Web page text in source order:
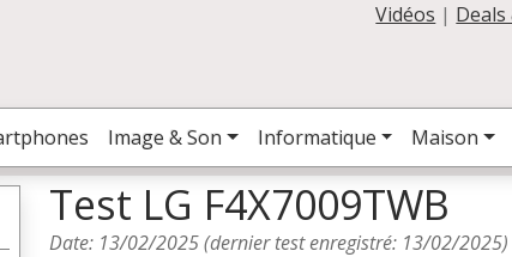
Vidéos | Deals
Image & Son Informatique Maison
Test LG F4X7009TWB
Date: 13/02/2025(dernier test enregistré: 13/02/2025